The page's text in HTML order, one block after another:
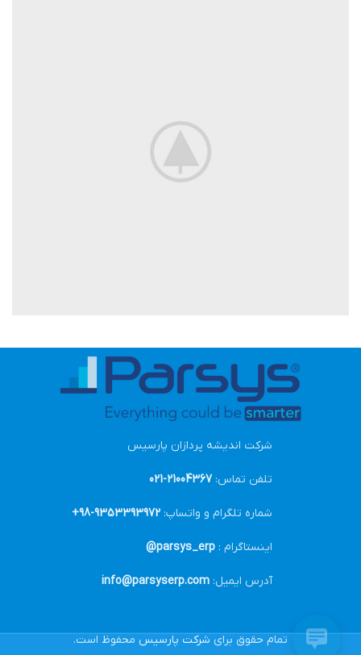
لورم ایپسوم متن ساختگی با تولید سادگی
شرکت اندیشه پردازان پارسیس
تلفن تماس:21004367-021
شماره تلگرام و واتساپ: 9353393972-98+
اینستاگرام : parsys_erp@
آدرس ایمیل: info@parsyserp.com
تمام حقوق برای شرکت پارسیس محفوظ است.